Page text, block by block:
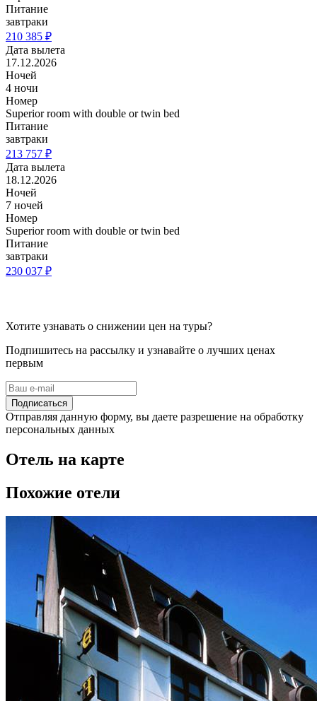
Питание
завтраки
210 385 ₽
Дата вылета
17.12.2026
Ночей
4 ночи
Номер
Superior room with double or twin bed
Питание
завтраки
213 757 ₽
Дата вылета
18.12.2026
Ночей
7 ночей
Номер
Superior room with double or twin bed
Питание
завтраки
230 037 ₽
Хотите узнавать о снижении цен на туры?
Подпишитесь на рассылку и узнавайте о лучших ценах
первым
Подписаться
Отправляя данную форму, вы даете разрешение на обработку
персональных данных
Отель на карте
Похожие отели